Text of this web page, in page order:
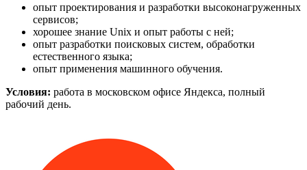
опыт проектирования и разработки высоконагруженных
сервисов;
хорошее знание Unix и опыт работы с ней;
опыт разработки поисковых систем, обработки
естественного языка;
опыт применения машинного обучения.
Условия: работа в московском офисе Яндекса, полный
рабочий день.